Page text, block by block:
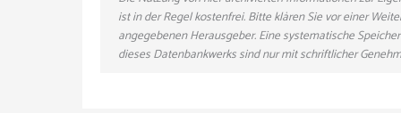
ist in der Regel kostenfrei. Bitte klären Sie vor einer
angegebenen Herausgeber. Eine systematische
dieses Datenbankwerks sind nur mit schriftlicher